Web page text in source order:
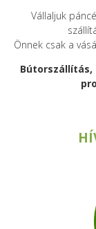
Vállaljuk
Önnek csak a